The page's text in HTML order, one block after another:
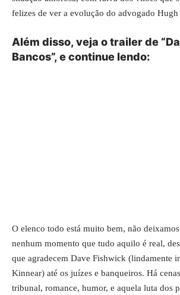
felizes de ver a evolução do advogado
Além disso, veja o trailer de
Bancos”, e continue lendo:
O elenco todo está muito bem, não
nenhum momento que tudo aquilo é real,
que agradecem Dave Fishwick (lindamente
Kinnear) até os juízes e banqueiros. Há
tribunal, romance, humor, e aquela luta dos